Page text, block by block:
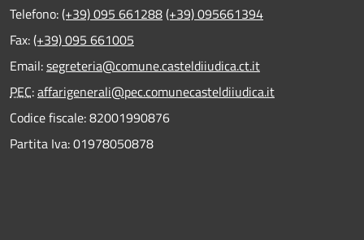
Telefono:(+39) 095 661288(+39) 095661394
Fax:(+39) 095 661005
Email:segreteria@comune.casteldiiudica.ct.it
PEC:affarigenerali@pec.comunecasteldiiudica.it
Codice fiscale: 82001990876
Partita Iva: 01978050878